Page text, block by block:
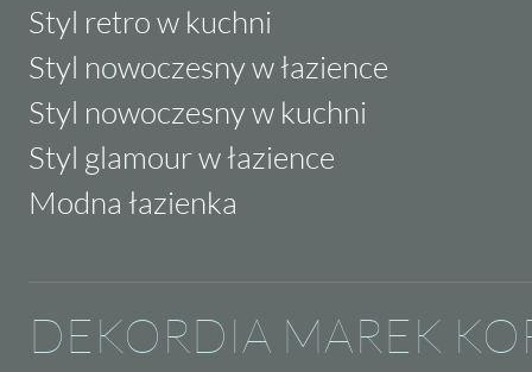
Styl retro w kuchni
Styl nowoczesny w łazience
Styl nowoczesny w kuchni
Styl glamour w łazience
Modna łazienka
DEKORDIA MAREK